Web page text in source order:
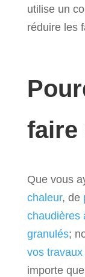
utilise un
réduire les
faire
Que vous
chaleur, de
chaudières
granulés;
vos
importe